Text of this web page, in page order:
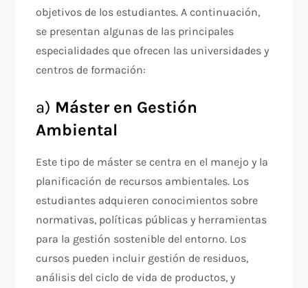
objetivos de los estudiantes. A continuación,
se presentan algunas de las principales
especialidades que ofrecen las universidades y
centros de formación:
a) Máster en Gestión
Ambiental
Este tipo de máster se centra en el manejo y la
planificación de recursos ambientales. Los
estudiantes adquieren conocimientos sobre
normativas, políticas públicas y herramientas
para la gestión sostenible del entorno. Los
cursos pueden incluir gestión de residuos,
análisis del ciclo de vida de productos, y